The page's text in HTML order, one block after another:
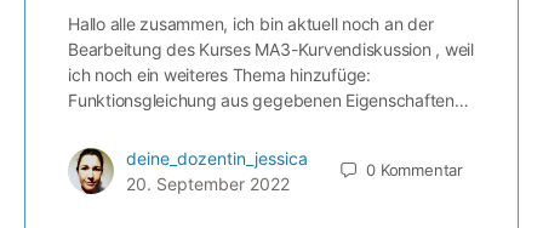
Hallo alle zusammen, ich bin aktuell noch an der
Bearbeitung des Kurses MA3-Kurvendiskussion , weil
ich noch ein weiteres Thema hinzufüge:
Funktionsgleichung aus gegebenen Eigenschaften…
deine_dozentin_jessica
20. September 2022
0 Kommentar